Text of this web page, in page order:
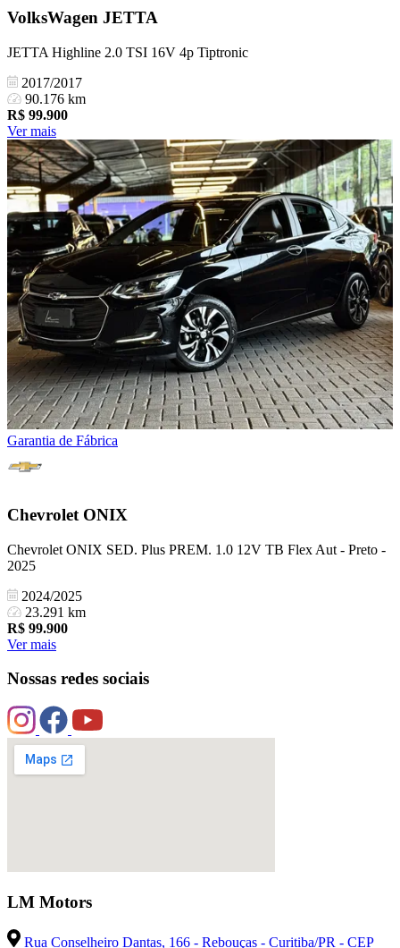
VolksWagen JETTA
JETTA Highline 2.0 TSI 16V 4p Tiptronic
2017/2017
90.176 km
R$ 99.900
Ver mais
Garantia de Fábrica
Chevrolet ONIX
Chevrolet ONIX SED. Plus PREM. 1.0 12V TB Flex Aut - Preto -
2025
2024/2025
23.291 km
R$ 99.900
Ver mais
Nossas redes sociais
LM Motors
Rua Conselheiro Dantas, 166 - Rebouças - Curitiba/PR - CEP